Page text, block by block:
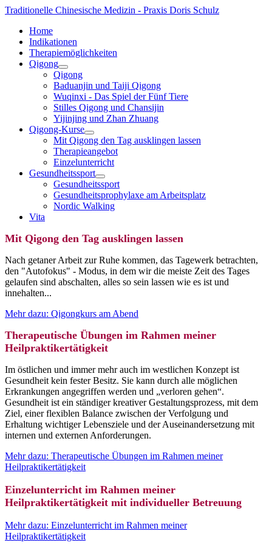
Traditionelle Chinesische Medizin - Praxis Doris Schulz
Home
Indikationen
Therapiemöglichkeiten
Qigong
Qigong
Baduanjin und Taiji Qigong
Wuqinxi - Das Spiel der Fünf Tiere
Stilles Qigong und Chansijin
Yijinjing und Zhan Zhuang
Qigong-Kurse
Mit Qigong den Tag ausklingen lassen
Therapieangebot
Einzelunterricht
Gesundheitssport
Gesundheitssport
Gesundheitsprophylaxe am Arbeitsplatz
Nordic Walking
Vita
Mit Qigong den Tag ausklingen lassen
Nach getaner Arbeit zur Ruhe kommen, das Tagewerk betrachten,
den "Autofokus" - Modus, in dem wir die meiste Zeit des Tages
gelaufen sind abschalten, alles so sein lassen wie es ist und
innehalten...
Mehr dazu: Qigongkurs am Abend
Therapeutische Übungen im Rahmen meiner
Heilpraktikertätigkeit
Im östlichen und immer mehr auch im westlichen Konzept ist
Gesundheit kein fester Besitz. Sie kann durch alle möglichen
Erkrankungen angegriffen werden und „verloren gehen“.
Gesundheit ist ein ständiger kreativer Gestaltungsprozess, mit dem
Ziel, einer flexiblen Balance zwischen der Verfolgung und
Erhaltung wichtiger Lebensziele und der Auseinandersetzung mit
internen und externen Anforderungen.
Mehr dazu: Therapeutische Übungen im Rahmen meiner
Heilpraktikertätigkeit
Einzelunterricht im Rahmen meiner
Heilpraktikertätigkeit mit individueller Betreuung
Mehr dazu: Einzelunterricht im Rahmen meiner
Heilpraktikertätigkeit